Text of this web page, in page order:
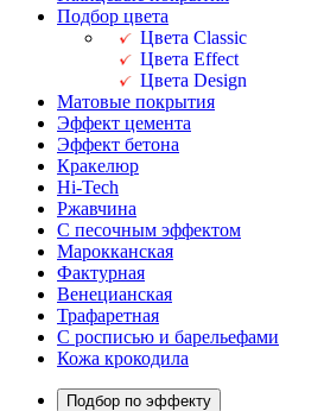
Подбор цвета
Цвета Classic
Цвета Effect
Цвета Design
Матовые покрытия
Эффект цемента
Эффект бетона
Кракелюр
Hi-Tech
Ржавчина
С песочным эффектом
Марокканская
Фактурная
Венецианская
Трафаретная
С росписью и барельефами
Кожа крокодила
Подбор по эффекту